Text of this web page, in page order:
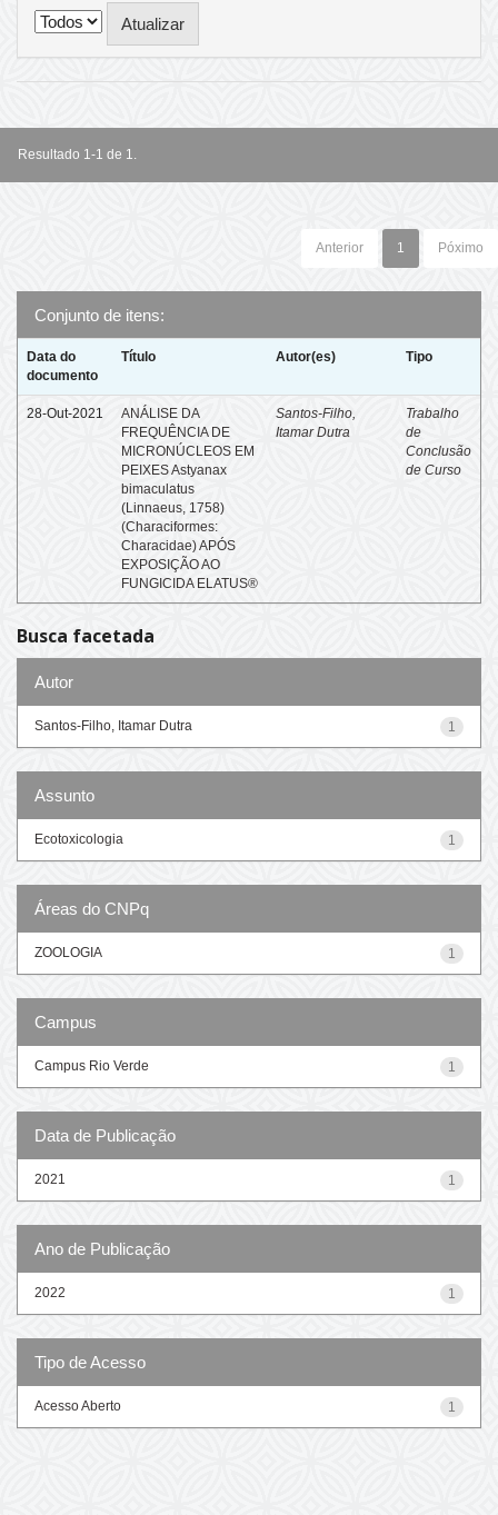
Resultado 1-1 de 1.
Anterior 1 Póximo
Conjunto de itens:
Data do
documento
Título Autor(es) Tipo
28-Out-2021
ANÁLISE DA
FREQUÊNCIA DE
MICRONÚCLEOS EM
PEIXES Astyanax
bimaculatus
(Linnaeus, 1758)
(Characiformes:
Characidae) APÓS
EXPOSIÇÃO AO
FUNGICIDA ELATUS®
Santos-Filho,
Itamar Dutra
Trabalho
de
Conclusão
de Curso
Busca facetada
Autor
1
Santos-Filho, Itamar Dutra
Assunto
1
Ecotoxicologia
Áreas do CNPq
1
ZOOLOGIA
Campus
1
Campus Rio Verde
Data de Publicação
1
2021
Ano de Publicação
1
2022
Tipo de Acesso
1
Acesso Aberto